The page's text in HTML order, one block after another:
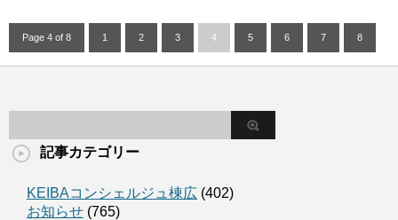
Page 4 of 8 1 2 3 4 5 6 7 8
記事カテゴリー
KEIBAコンシェルジュ棟広 (402)
お知らせ (765)